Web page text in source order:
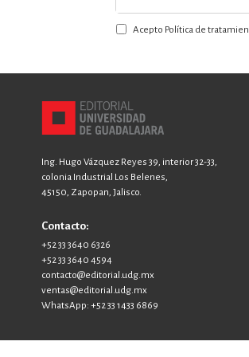
a
nuestroAcepto Política de
Ing. Hugo Vázquez Reyes 39, interior 32-33,
colonia Industrial Los Belenes,
45150, Zapopan, Jalisco.
Contacto:
+52 33 3640 6326
+52 33 3640 4594
contacto@editorial.udg.mx
ventas@editorial.udg.mx
WhatsApp: +52 33 1433 6869